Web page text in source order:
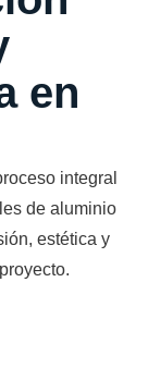
en
integral
de aluminio
estética y